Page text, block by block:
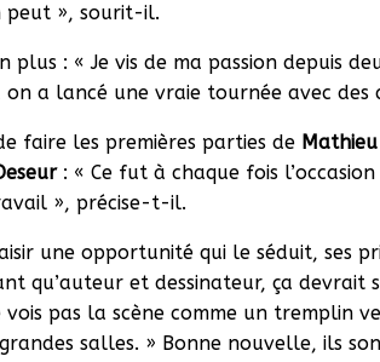
peut », sourit-il.
: « Je vis de ma passion depuis
on a lancé une vraie tournée avec des
faire les premières parties de
: « Ce fut à chaque fois
», précise-t-il.
une opportunité qui le séduit, ses
qu’auteur et dessinateur, ça devrait
pas la scène comme un tremplin
salles. » Bonne nouvelle, ils